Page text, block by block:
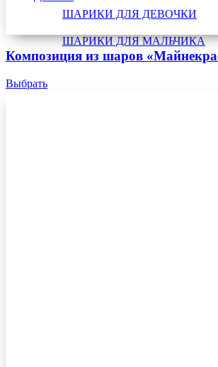
ШАРИКИ ДЛЯ ДЕВОЧКИ
ШАРИКИ ДЛЯ МАЛЬЧИКА
Композиция из шаров
Выбрать